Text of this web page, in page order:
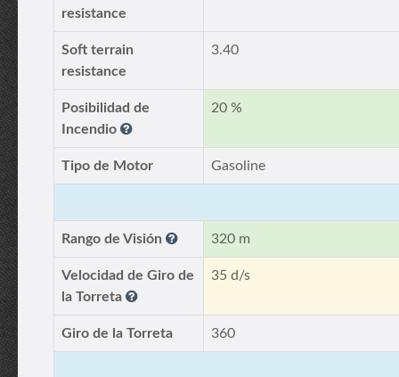
resistance
Soft terrain
resistance
3.40
Posibilidad de
Incendio
20 %
Tipo de Motor Gasoline
Rango de Visión 320 m
Velocidad de Giro de
la Torreta
35 d/s
Giro de la Torreta 360